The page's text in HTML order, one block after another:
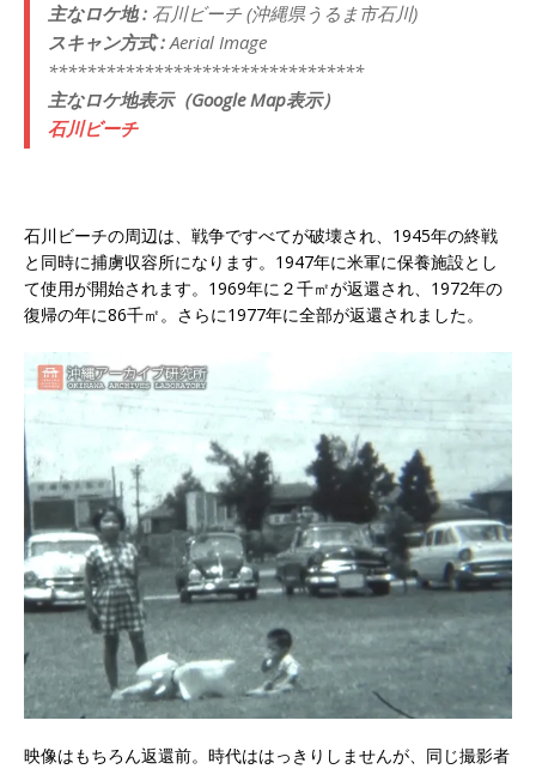
主なロケ地 : 石川ビーチ (沖縄県うるま市石川)
スキャン方式 :Aerial Image
*********************************
主なロケ地表示（Google Map表示）
石川ビーチ
石川ビーチの周辺は、戦争ですべてが破壊され、1945年の終戦
と同時に捕虜収容所になります。1947年に米軍に保養施設とし
て使用が開始されます。1969年に２千㎡が返還され、1972年の
復帰の年に86千㎡。さらに1977年に全部が返還されました。
映像はもちろん返還前。時代ははっきりしませんが、同じ撮影者